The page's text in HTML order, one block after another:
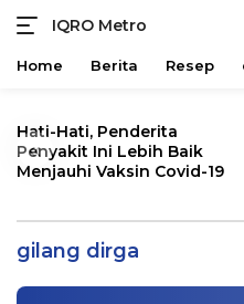
content
IQRO Metro
Lets
Bright
Home Berita Resep
«
Hati-Hati, Penderita
Penyakit Ini Lebih Baik
Menjauhi Vaksin Covid-19
gilang dirga
Positif Corona,
Info Sumatera Selatan